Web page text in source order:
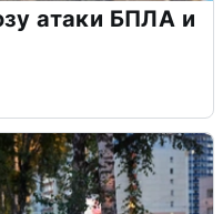
атаки БПЛА и